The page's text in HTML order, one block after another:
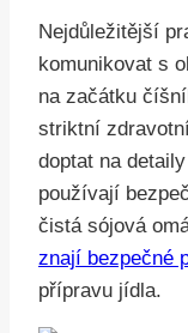
Nejdůležitější
komunikovat s
na začátku
striktní
doptat na
používají
čistá sójová
znají bezpečné
přípravu jídla.